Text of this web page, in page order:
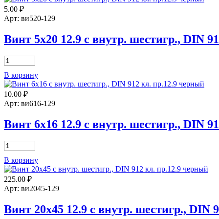
5.00 ₽
Арт: ви520-129
Винт 5х20 12.9 с внутр. шестигр., DIN
Количество
товара
Винт
5х20
12.9
с
шестигр.,
DIN
В корзину
10.00 ₽
Арт: ви616-129
Винт 6х16 12.9 с внутр. шестигр., DIN
Количество
товара
Винт
6х16
12.9
с
шестигр.,
DIN
В корзину
225.00 ₽
Арт: ви2045-129
Винт 20х45 12.9 с внутр. шестигр., DIN